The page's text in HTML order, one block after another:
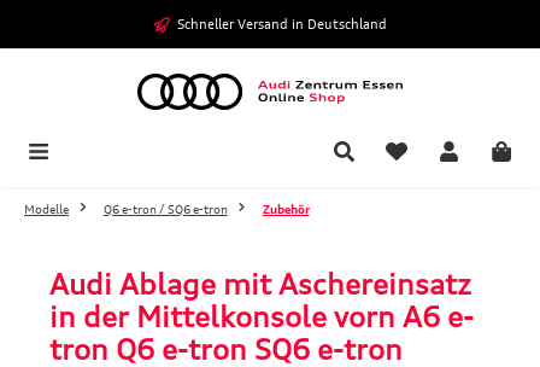
Zum Hauptinhalt springen Schneller Versand in Deutschland
Modelle Q6 e-tron / SQ6 e-tron Zubehör
Audi Ablage mit Aschereinsatz
in der Mittelkonsole vorn A6 e-
tron Q6 e-tron SQ6 e-tron